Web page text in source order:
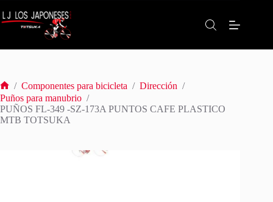
al
contenido
Inicio
/ Componentes para bicicleta / Dirección /
Puños para manubrio /
PUÑOS FL-349 -SZ-173A PUNTOS CAFE PLASTICO
MTB TOTSUKA